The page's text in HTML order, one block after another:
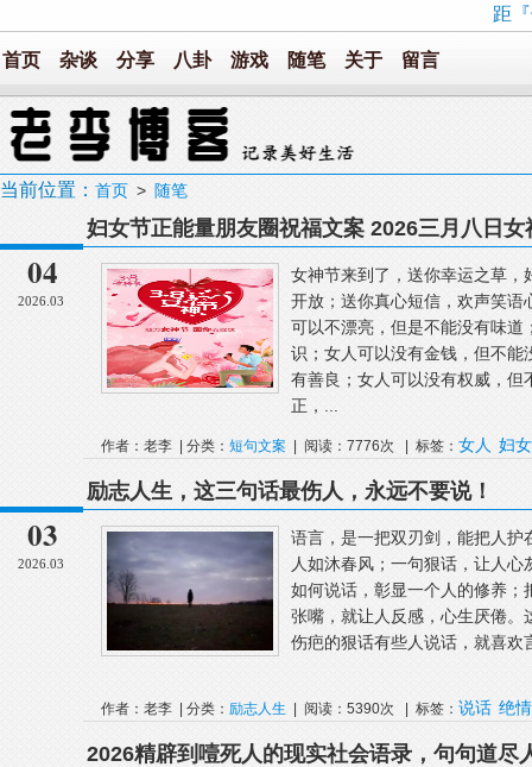
距
首页 杂谈 分享 八卦 游戏 随笔 关于 留言
当前位置： 首页 > 随笔
04
2026.03
妇女节正能量朋友圈祝福文案 2026三月八日
片
女神节来到了，送你幸运之草
开放；送你真心短信，欢声笑
可以不漂亮，但是不能没有味
识；女人可以没有金钱，但不
有善良；女人可以没有权威，
正，...
作者：老李 | 分类： 短句文案 | 阅读：7776次 | 标签： 女人 妇
03
2026.03
励志人生，这三句话最伤人，永远不要说！
语言，是一把双刃剑，能把人
人如沐春风；一句狠话，让人
如何说话，彰显一个人的修养
张嘴，就让人反感，心生厌倦
伤疤的狠话有些人说话，就喜
作者：老李 | 分类： 励志人生 | 阅读：5390次 | 标签： 说话 绝情
2026精辟到噎死人的现实社会语录，句句道尽